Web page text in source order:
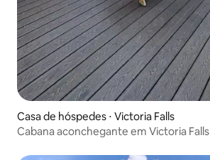
Casa de hóspedes ⋅ Victoria Falls
Cabana aconchegante em Victoria Falls